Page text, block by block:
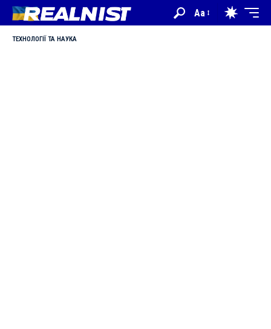
Aa
ТЕХНОЛОГІЇ ТА НАУКА